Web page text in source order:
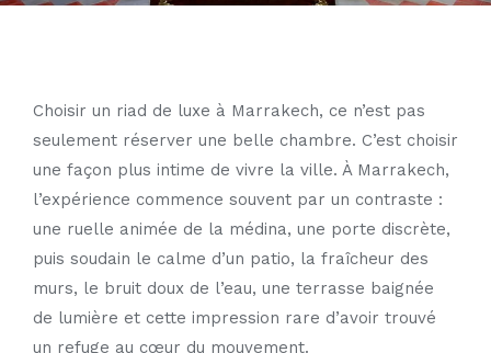
Choisir un riad de luxe à Marrakech, ce n’est pas
seulement réserver une belle chambre. C’est choisir
une façon plus intime de vivre la ville. À Marrakech,
l’expérience commence souvent par un contraste :
une ruelle animée de la médina, une porte discrète,
puis soudain le calme d’un patio, la fraîcheur des
murs, le bruit doux de l’eau, une terrasse baignée
de lumière et cette impression rare d’avoir trouvé
un refuge au cœur du mouvement.